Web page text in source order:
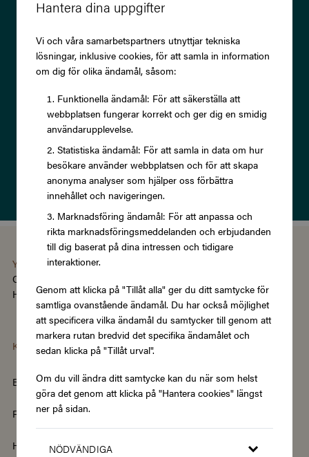
Hantera dina uppgifter
Vi och våra samarbetspartners utnyttjar tekniska
lösningar, inklusive cookies, för att samla in information
om dig för olika ändamål, såsom:
Funktionella ändamål: För att säkerställa att
webbplatsen fungerar korrekt och ger dig en smidig
användarupplevelse.
Statistiska ändamål: För att samla in data om hur
besökare använder webbplatsen och för att skapa
anonyma analyser som hjälper oss förbättra
innehållet och navigeringen.
Marknadsföring ändamål: För att anpassa och
rikta marknadsföringsmeddelanden och erbjudanden
till dig baserat på dina intressen och tidigare
interaktioner.
Genom att klicka på "Tillåt alla" ger du ditt samtycke för
samtliga ovanstående ändamål. Du har också möjlighet
att specificera vilka ändamål du samtycker till genom att
markera rutan bredvid det specifika ändamålet och
sedan klicka på "Tillåt urval".
Om du vill ändra ditt samtycke kan du när som helst
göra det genom att klicka på "Hantera cookies" längst
ner på sidan.
NÖDVÄNDIGA
Prenumerera på vårt nyhetsbrev
och ta del av exklusiva
erbjudanden och rabatter!
Prenumerera
Läs om vårIntegritetspolicy
You're using the Swedish version of Zupergift
Change language/region
Hantera cookies | Köpvillkor | Tillgänglighet
Kategorier
Barn & Baby Böcker & Magasin
Fordon & Transport
Hem & Trädgård